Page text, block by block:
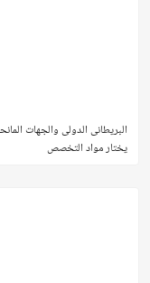
يختار مواد التخصص